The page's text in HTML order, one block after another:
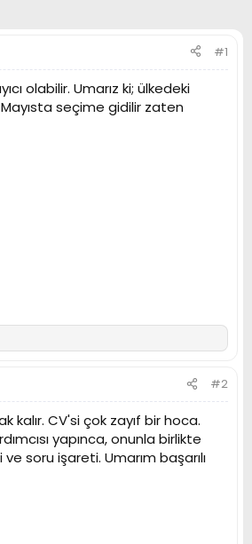
#1
olabilir. Umarız ki; ülkedeki
seçime gidilir zaten
#2
CV'si çok zayıf bir hoca.
yapınca, onunla birlikte
soru işareti. Umarım başarılı